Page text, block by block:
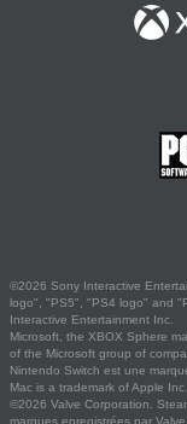
©2026 Sony Interactive
logo", "PS5", "PS4 logo" and
Interactive Entertainment Inc.
Microsoft, the XBOX Sphere
of the Microsoft group of
Nintendo Switch est une
Mac is a trademark of Apple Inc.
©2026 Valve Corporation.
marques enregistrées par